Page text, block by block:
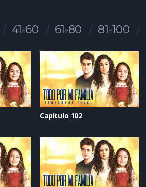
41-60 61-80 81-100
Capítulo 102